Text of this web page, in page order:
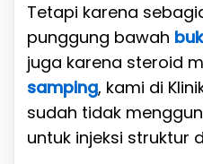
Tetapi karena
punggung bawah
juga karena steroid
samping, kami di
sudah tidak
untuk injeksi struktur